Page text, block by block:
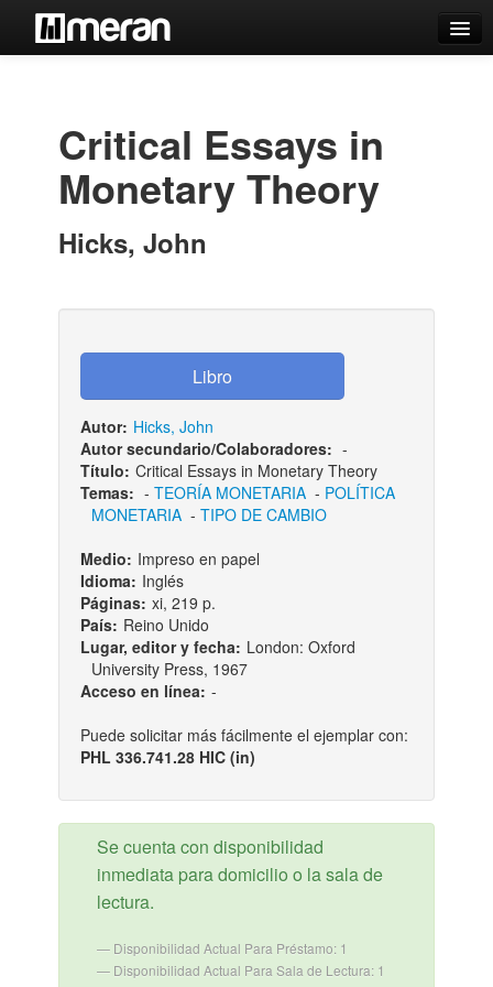
Estantes Virtuales
Iniciar sesión
Critical Essays in
Monetary Theory
Hicks, John
Autor: Hicks, John
Autor secundario/Colaboradores: -
Título: Critical Essays in Monetary Theory
Temas: - TEORÍA MONETARIA- POLÍTICA
MONETARIA- TIPO DE CAMBIO
Medio: Impreso en papel
Idioma: Inglés
Páginas: xi, 219 p.
País: Reino Unido
Lugar, editor y fecha: London: Oxford
University Press, 1967
Acceso en línea: -
Puede solicitar más fácilmente el ejemplar con:
PHL 336.741.28 HIC (in)
Se cuenta con disponibilidad
inmediata para domicilio o la sala de
lectura.
Disponibilidad Actual Para Préstamo: 1
Disponibilidad Actual Para Sala de Lectura: 1